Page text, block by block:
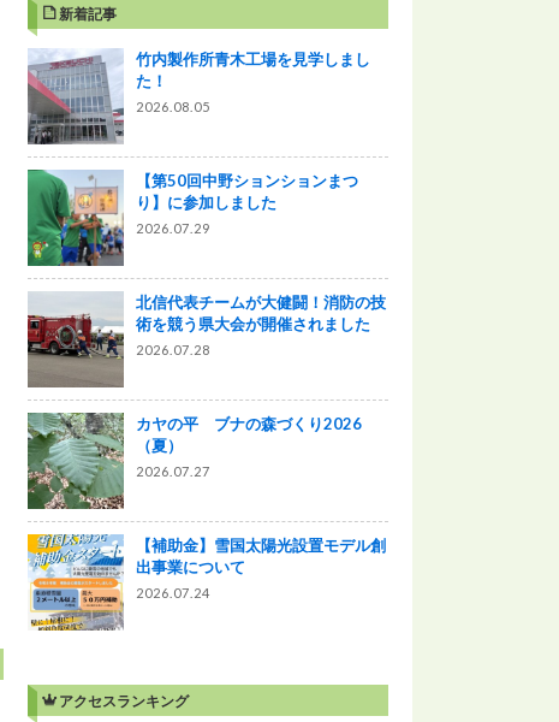
新着記事
竹内製作所青木工場を見学しまし
た！
2026.08.05
【第50回中野ションションまつ
り】に参加しました
2026.07.29
北信代表チームが大健闘！消防の技
術を競う県大会が開催されました
2026.07.28
カヤの平 ブナの森づくり2026
（夏）
2026.07.27
【補助金】雪国太陽光設置モデル創
出事業について
2026.07.24
アクセスランキング